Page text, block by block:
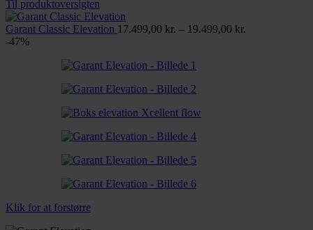
Til produktoversigten
Garant Classic Elevation 17.499,00 kr. – 19.499,00 kr.
-47%
Klik for at forstørre